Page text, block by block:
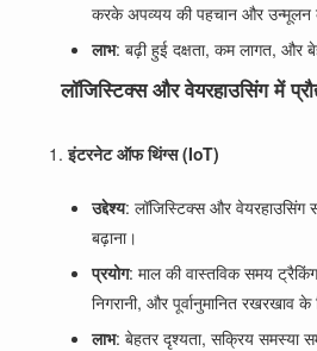
करके अपव्यय की पहचान और उन्मूलन
लाभ: बढ़ी हुई दक्षता, कम लागत, और
लॉजिस्टिक्स और वेयरहाउसिंग में
इंटरनेट ऑफ थिंग्स (IoT)
उद्देश्य: लॉजिस्टिक्स और
बढ़ाना।
प्रयोग: माल की वास्तविक समय
निगरानी, और पूर्वानुमानित रखरखाव
लाभ: बेहतर दृश्यता, सक्रिय समस्या